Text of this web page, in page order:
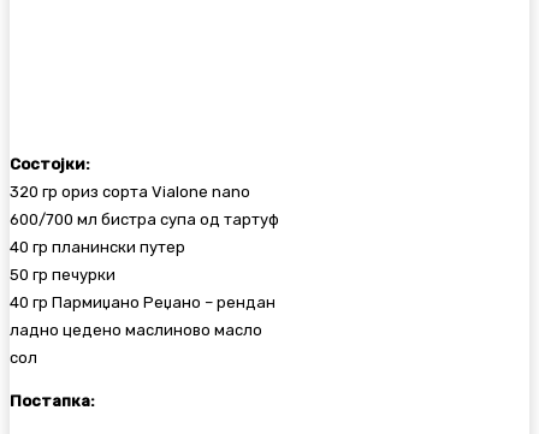
Состојки:
320 гр ориз сорта Vialone nano
600/700 мл бистра супа од тартуф
40 гр планински путер
50 гр печурки
40 гр Пармиџано Реџано – рендан
ладно цедено маслиново масло
сол
Постапка: